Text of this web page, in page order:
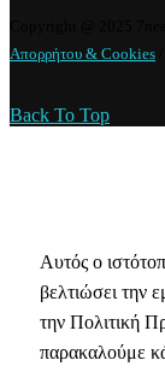
Copyright @ 2025
Απορρήτου & Cookies
Back To Top
Αυτός ο
βελτιώσει την
την Πολιτική
παρακαλούμε